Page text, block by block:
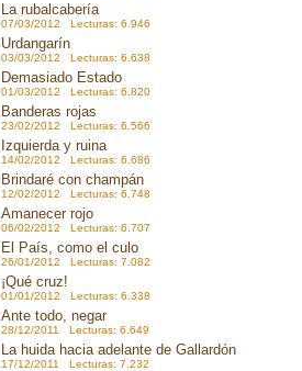
La rubalcabería
07/03/2012 Lecturas: 6.946
Urdangarín
03/03/2012 Lecturas: 6.638
Demasiado Estado
01/03/2012 Lecturas: 6.820
Banderas rojas
23/02/2012 Lecturas: 6.566
Izquierda y ruina
14/02/2012 Lecturas: 6.686
Brindaré con champán
12/02/2012 Lecturas: 6.748
Amanecer rojo
06/02/2012 Lecturas: 6.707
El País, como el culo
26/01/2012 Lecturas: 7.082
¡Qué cruz!
01/01/2012 Lecturas: 6.338
Ante todo, negar
28/12/2011 Lecturas: 6.649
La huida hacia adelante de Gallardón
17/12/2011 Lecturas: 7.232